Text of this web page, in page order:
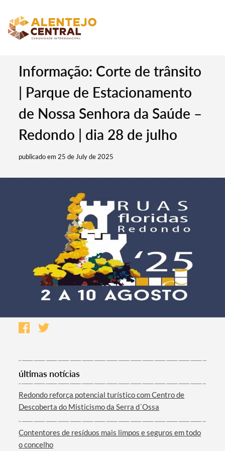
Informação: Corte de trânsito
| Parque de Estacionamento
de Nossa Senhora da Saúde –
Redondo | dia 28 de julho
publicado em 25 de July de 2025
últimas notícias
Redondo reforça potencial turístico com Centro de
Descoberta do Misticismo da Serra d´Ossa
Contentores de resíduos mais limpos e seguros em todo
o concelho